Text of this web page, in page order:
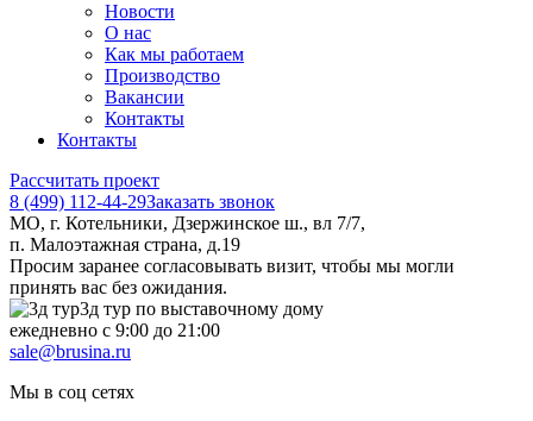
Новости
О нас
Как мы работаем
Производство
Вакансии
Контакты
Контакты
Рассчитать проект
8 (499) 112-44-29Заказать звонок
МО, г. Котельники, Дзержинское ш., вл 7/7,
п. Малоэтажная страна, д.19
Просим заранее согласовывать визит, чтобы мы могли
принять вас без ожидания.
3д тур по выставочному дому
ежедневно с 9:00 до 21:00
sale@brusina.ru
Мы в соц сетях